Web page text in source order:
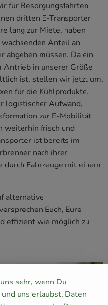
für Besorgungsfahrten
dritten E-Transporter
lang zur Miete, haben
Anteil an
abgeben müssen. Da ein
Antrieb in unserer Größe
ist, stellen wir jetzt um,
für die Kühlprodukte.
logistischer Aufwand,
zur E-Mobilität
weiterhin frisch und
ist bereits im
nach ihrer
Fahrzeuge mit einem
alternative
Euch, Eure
effizient wie möglich zu
sehr, wenn Du
uns erlaubst, Daten